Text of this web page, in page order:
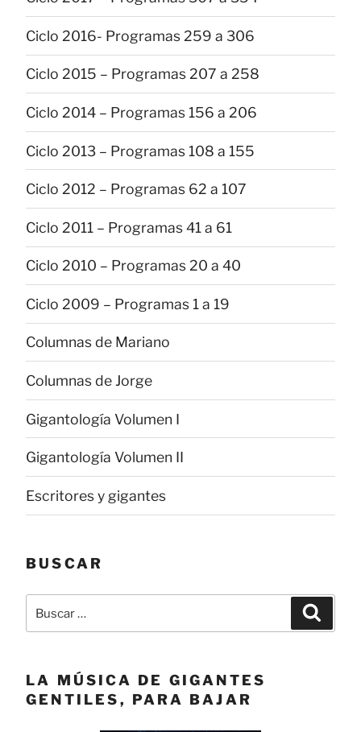
Ciclo 2016- Programas 259 a 306
Ciclo 2015 – Programas 207 a 258
Ciclo 2014 – Programas 156 a 206
Ciclo 2013 – Programas 108 a 155
Ciclo 2012 – Programas 62 a 107
Ciclo 2011 – Programas 41 a 61
Ciclo 2010 – Programas 20 a 40
Ciclo 2009 – Programas 1 a 19
Columnas de Mariano
Columnas de Jorge
Gigantología Volumen I
Gigantología Volumen II
Escritores y gigantes
BUSCAR
Buscar
LA MÚSICA DE GIGANTES
GENTILES, PARA BAJAR